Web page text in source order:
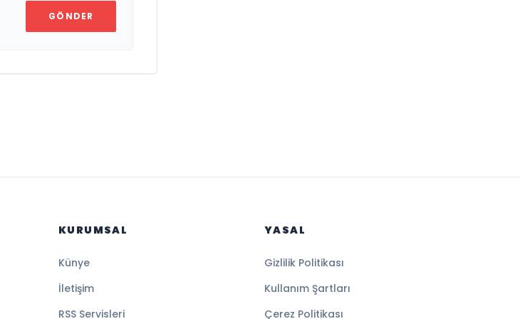
GÖNDER
KURUMSAL
Künye
İletişim
RSS Servisleri
YASAL
Gizlilik Politikası
Kullanım Şartları
Çerez Politikası